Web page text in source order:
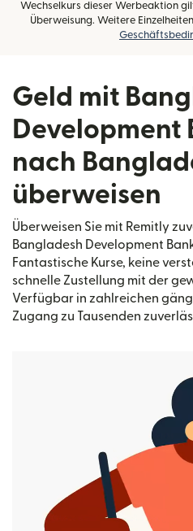
Wechselkurs dieser Werbeaktion
Überweisung. Weitere
Geld mit
Development
nach
überweisen
Überweisen Sie mit Remitly
Bangladesh Development
Fantastische Kurse, keine
schnelle Zustellung mit der
Verfügbar in zahlreichen
Zugang zu Tausenden